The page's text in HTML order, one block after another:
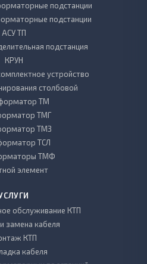
подстанции
подстанции
АСУ ТП
подстанция
КРУН
устройство
столбовой
ТМ
ТМГ
ТМЗ
ТСЛ
ТМФ
элемент
обслуживание КТП
замена кабеля
КТП
кабеля